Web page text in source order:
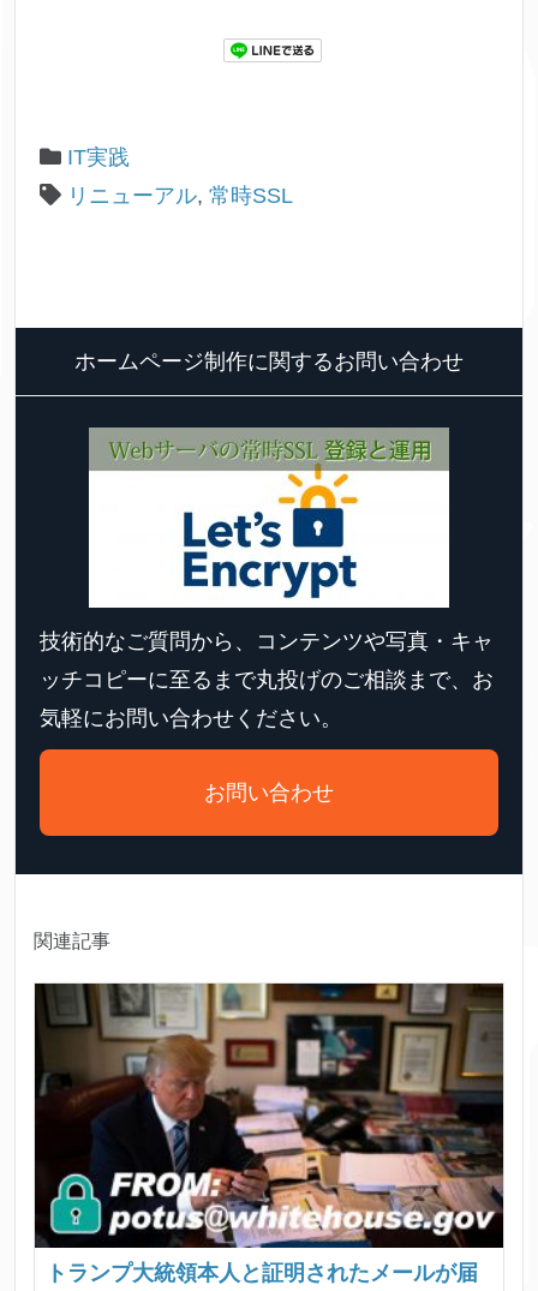
IT実践
リニューアル, 常時SSL
ホームページ制作に関するお問い合わせ
技術的なご質問から、コンテンツや写真・キャ
ッチコピーに至るまで丸投げのご相談まで、お
気軽にお問い合わせください。
お問い合わせ
関連記事
トランプ大統領本人と証明されたメールが届